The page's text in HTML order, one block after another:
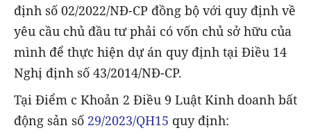
định số 02/2022/NĐ-CP đồng bộ với quy định về
yêu cầu chủ đầu tư phải có vốn chủ sở hữu của
mình để thực hiện dự án quy định tại Điều 14
Nghị định số 43/2014/NĐ-CP.
Tại Điểm c Khoản 2 Điều 9 Luật Kinh doanh bất
động sản số 29/2023/QH15 quy định: